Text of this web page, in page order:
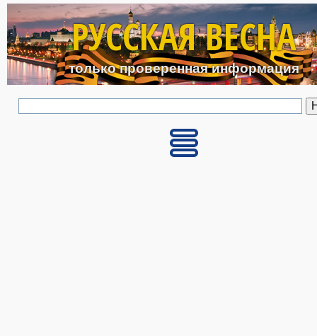
Перейти к основному
РУССКАЯ ВЕСНА
только проверенная информация